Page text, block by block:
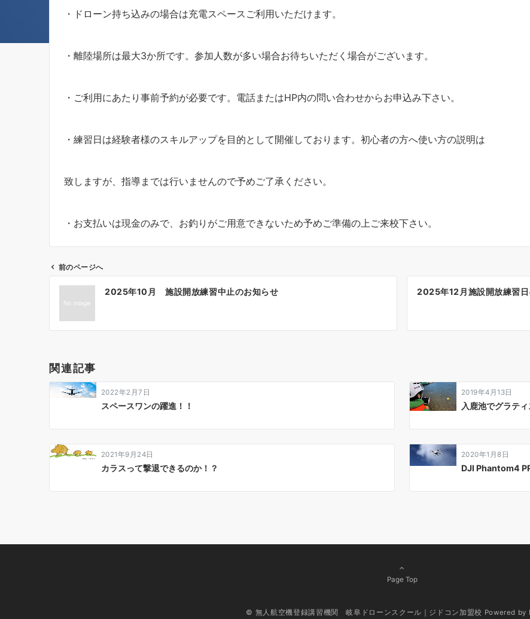
・ドローン持ち込みの場合は充電スペースご利用いただけます。
・離陸場所は最大3か所です。参加人数が多い場合お待ちいただく場合がございます。
・ご利用にあたり事前予約が必要です。電話またはHP内の問い合わせからお申込み下さい。
・練習日は経験者様のスキルアップを目的として開催しております。初心者の方へ使い方の説明は
致しますが、指導までは行いませんので予めご了承ください。
・お支払いは現金のみで、お釣りがご用意できないため予めご準備の上ご来校下さい。
投
ナ
ゲ
ー
ョ
ン
前のページへ
2025年10月 施設開放練習中止のお知らせ 2025年12月施設開放練習
関連記事
2022年2月7日
スペースワンの躍進！！
2019年4月13日
入鹿池でグラテ
2021年9月24日
カラスって撃退できるのか！？
2020年1月8日
DJI Phantom4
Page Top
© 無人航空機登録講習機関 岐阜ドローンスクール｜ジドコン加盟校 Powered by